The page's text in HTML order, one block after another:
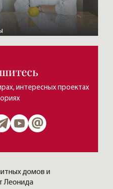
интересных проектах
домов и
Леонида